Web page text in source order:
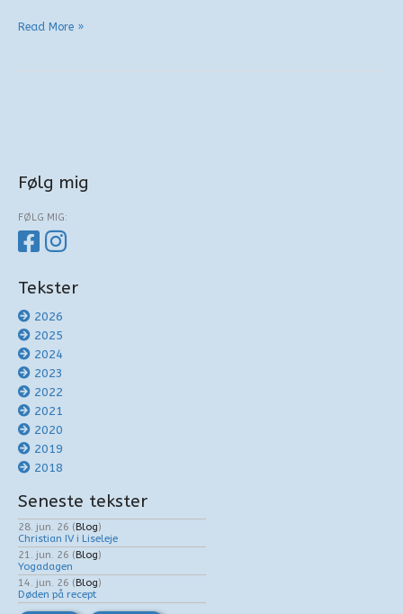
Verdens
Read More »
Følg mig
FØLG MIG:
Tekster
2026
2025
2024
2023
2022
2021
2020
2019
2018
Seneste tekster
28. jun. 26 (Blog)
Christian IV i Liseleje
21. jun. 26 (Blog)
Yogadagen
14. jun. 26 (Blog)
Døden på recept